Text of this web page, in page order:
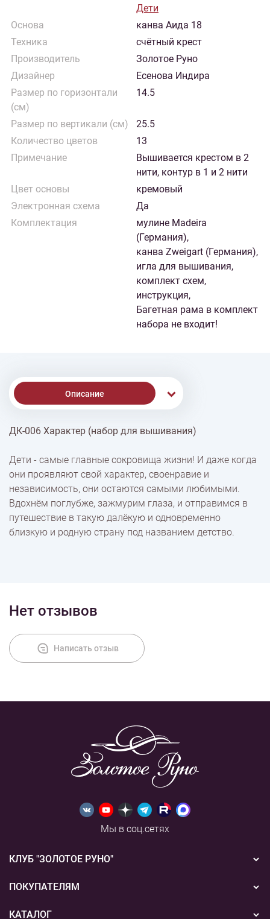
Дети
Основа
канва Аида 18
Техника
счётный крест
Производитель
Золотое Руно
Дизайнер
Есенова Индира
Размер по горизонтали
(см)
14.5
Размер по вертикали (см)
25.5
Количество цветов
13
Примечание
Вышивается крестом в 2
нити, контур в 1 и 2 нити
Цвет основы
кремовый
Электронная схема
Да
Комплектация
мулине Madeira
(Германия),
канва Zweigart (Германия),
игла для вышивания,
комплект схем,
инструкция,
Багетная рама в комплект
набора не входит!
Описание
% Скидки
Доставка
Оплата
ДК-006 Характер (набор для вышивания)
Дети - самые главные сокровища жизни! И даже когда
они проявляют свой характер, своенравие и
независимость, они остаются самыми любимыми.
Вдохнём поглубже, зажмурим глаза, и отправимся в
путешествие в такую далёкую и одновременно
близкую и родную страну под названием детство.
Нет отзывов
Написать отзыв
Мы в соц.сетях
КЛУБ "ЗОЛОТОЕ РУНО"
Новости
Акции
ПОКУПАТЕЛЯМ
Бонусная система
КАТАЛОГ